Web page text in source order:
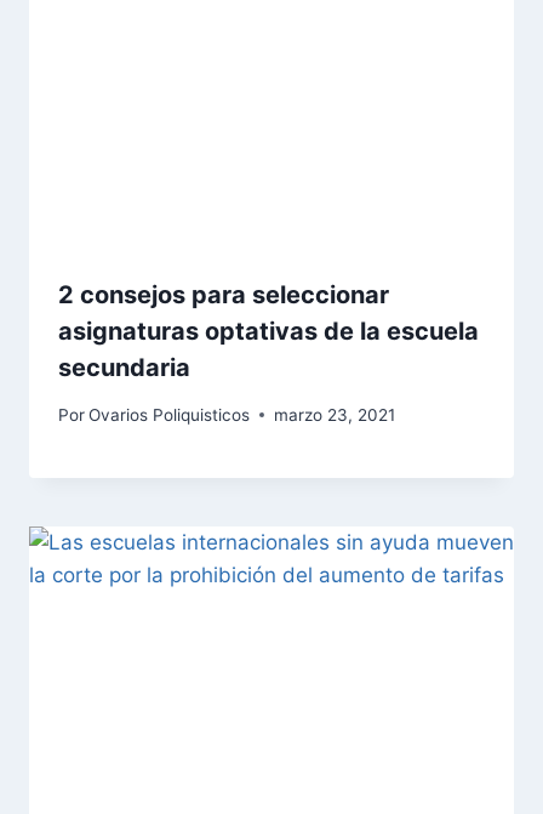
2 consejos para seleccionar
asignaturas optativas de la escuela
secundaria
PorOvarios Poliquisticos marzo 23, 2021